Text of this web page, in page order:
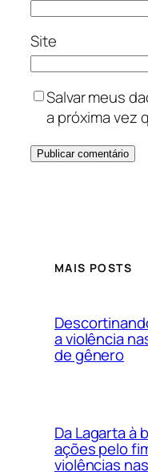
Site
Salvar meus
a próxima vez
MAIS POSTS
a violência
de gênero
Da Lagarta à
ações pelo
violências